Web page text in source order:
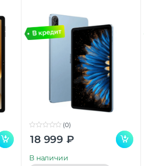
o
(0)
18 999 ₽
В наличии